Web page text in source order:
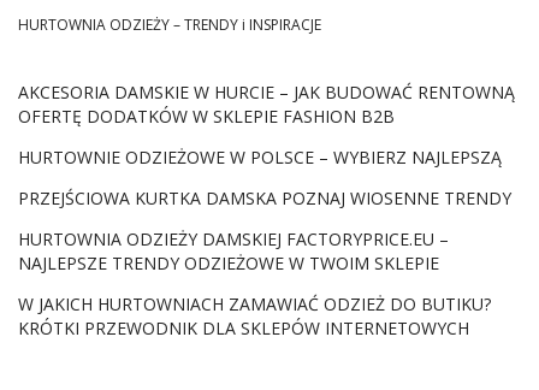
HURTOWNIA ODZIEŻY – TRENDY i INSPIRACJE
AKCESORIA DAMSKIE W HURCIE – JAK BUDOWAĆ RENTOWNĄ
OFERTĘ DODATKÓW W SKLEPIE FASHION B2B
HURTOWNIE ODZIEŻOWE W POLSCE – WYBIERZ NAJLEPSZĄ
PRZEJŚCIOWA KURTKA DAMSKA POZNAJ WIOSENNE TRENDY
HURTOWNIA ODZIEŻY DAMSKIEJ FACTORYPRICE.EU –
NAJLEPSZE TRENDY ODZIEŻOWE W TWOIM SKLEPIE
W JAKICH HURTOWNIACH ZAMAWIAĆ ODZIEŻ DO BUTIKU?
KRÓTKI PRZEWODNIK DLA SKLEPÓW INTERNETOWYCH